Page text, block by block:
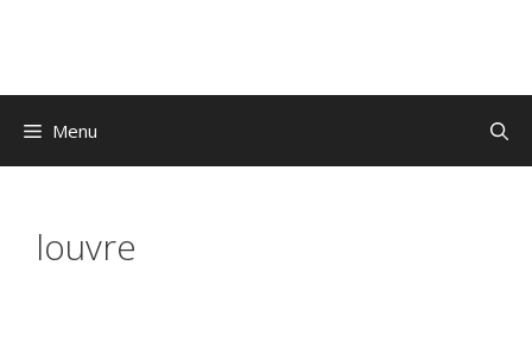
conteúdo
Menu
louvre